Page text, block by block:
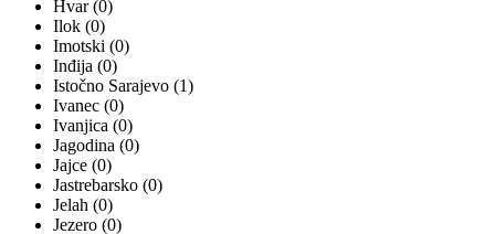
Hvar (0)
Ilok (0)
Imotski (0)
Inđija (0)
Istočno Sarajevo (1)
Ivanec (0)
Ivanjica (0)
Jagodina (0)
Jajce (0)
Jastrebarsko (0)
Jelah (0)
Jezero (0)